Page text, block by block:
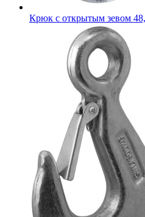
Крюк с открытым зевом